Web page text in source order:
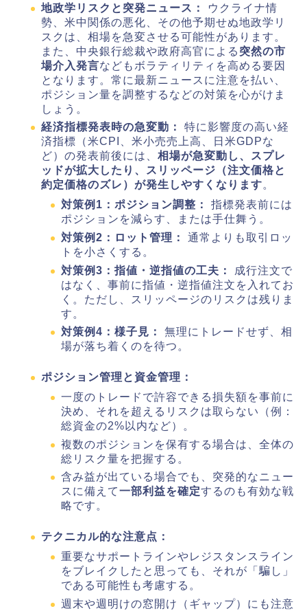
地政学リスクと突発ニュース：
ウクライナ情
勢、米中関係の悪化、その他予期せぬ地政学リ
スクは、相場を急変させる可能性があります。
また、中央銀行総裁や政府高官による 突然の市
場介入発言などもボラティリティを高める要因
となります。常に最新ニュースに注意を払い、
ポジション量を調整するなどの対策を心がけま
しょう。
経済指標発表時の急変動：
特に影響度の高い経
済指標（米CPI、米小売売上高、日米GDPな
ど）の発表前後には、 相場が急変動し、スプレ
ッドが拡大したり、スリッページ（注文価格と
約定価格のズレ）が発生しやすくなります。
対策例1：ポジション調整：
指標発表前には
ポジションを減らす、または手仕舞う。
対策例2：ロット管理：
通常よりも取引ロッ
トを小さくする。
対策例3：指値・逆指値の工夫：
成行注文で
はなく、事前に指値・逆指値注文を入れてお
く。ただし、スリッページのリスクは残りま
す。
対策例4：様子見：
無理にトレードせず、相
場が落ち着くのを待つ。
ポジション管理と資金管理：
一度のトレードで許容できる損失額を事前に
決め、それを超えるリスクは取らない（例：
総資金の2%以内など）。
複数のポジションを保有する場合は、全体の
総リスク量を把握する。
含み益が出ている場合でも、突発的なニュー
スに備えて一部利益を確定するのも有効な戦
略です。
テクニカル的な注意点：
重要なサポートラインやレジスタンスライン
をブレイクしたと思っても、それが「騙し」
である可能性も考慮する。
週末や週明けの窓開け（ギャップ）にも注意